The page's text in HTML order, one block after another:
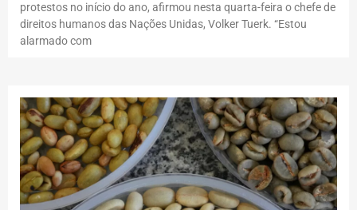
protestos no início do ano, afirmou nesta quarta-feira o chefe de
direitos humanos das Nações Unidas, Volker Tuerk. “Estou
alarmado com